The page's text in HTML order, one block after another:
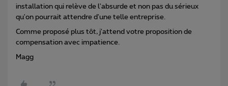
installation qui relève de l'absurde et non pas du sérieux
qu'on pourrait attendre d'une telle entreprise.
Comme proposé plus tôt, j'attend votre proposition de
compensation avec impatience.
Magg